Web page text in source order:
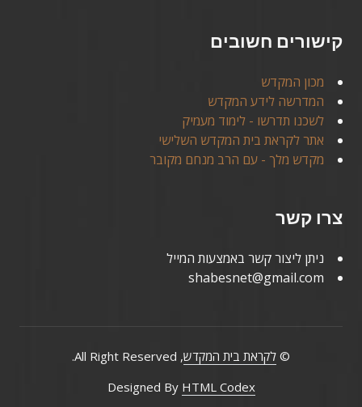
קישורים חשובים
מכון המקדש
המדרשה לידע המקדש
לשכנו תדרשו - לימוד מעמיק
אתר לקראת בית המקדש השלישי
מקדש מלך - עם הרב מנחם מקובר
צרו קשר
ניתן ליצור קשר באמצעות המייל
shabesnet@gmail.com
© לקראת בית המקדש, All Right Reserved.
Designed By HTML Codex